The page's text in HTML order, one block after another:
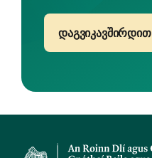
Დაგვიკავშირდით